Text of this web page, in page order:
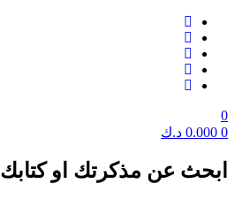
0
0
0.000 د.ك
ابحث عن مذكرتك او كتابك